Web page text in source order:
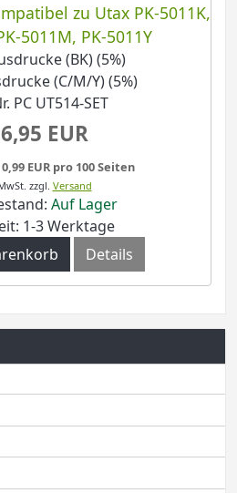
zu Utax PK-5011K,
5011M, PK-5011Y
(BK) (5%)
(C/M/Y) (5%)
PC UT514-SET
EUR
EUR pro 100 Seiten
zzgl. Versand
Auf Lager
1-3 Werktage
Details